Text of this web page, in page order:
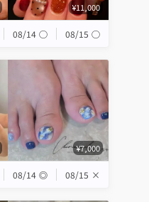
¥11,000
08/14 ◯ 08/15 ◯
¥7,000
08/14 ◎ 08/15 ×